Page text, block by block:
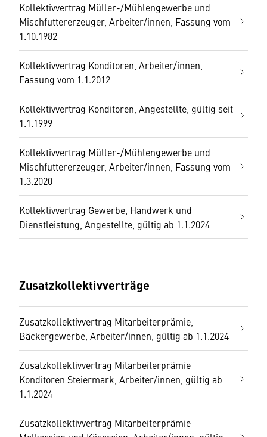
Kollektivvertrag Müller-/Mühlengewerbe und
Mischfuttererzeuger, Arbeiter/innen, Fassung vom
1.10.1982
Kollektivvertrag Konditoren, Arbeiter/innen,
Fassung vom 1.1.2012
Kollektivvertrag Konditoren, Angestellte, gültig seit
1.1.1999
Kollektivvertrag Müller-/Mühlengewerbe und
Mischfuttererzeuger, Arbeiter/innen, Fassung vom
1.3.2020
Kollektivvertrag Gewerbe, Handwerk und
Dienstleistung, Angestellte, gültig ab 1.1.2024
Zusatzkollektivverträge
Zusatzkollektivvertrag Mitarbeiterprämie,
Bäckergewerbe, Arbeiter/innen, gültig ab 1.1.2024
Zusatzkollektivvertrag Mitarbeiterprämie
Konditoren Steiermark, Arbeiter/innen, gültig ab
1.1.2024
Zusatzkollektivvertrag Mitarbeiterprämie